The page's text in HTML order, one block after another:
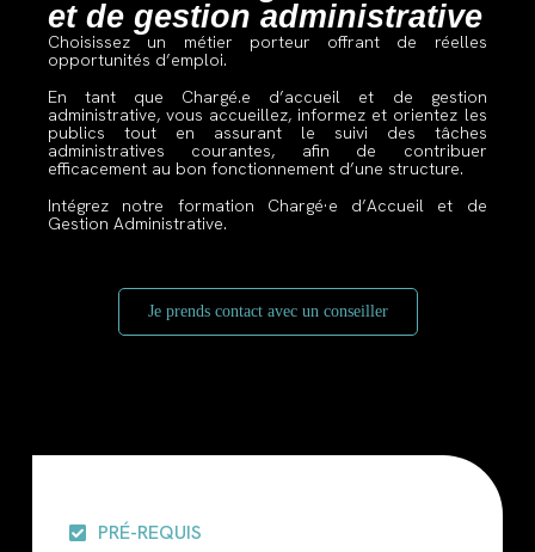
et de gestion administrative
Choisissez un métier porteur offrant de réelles
opportunités d’emploi.
En tant que Chargé.e d’accueil et de gestion
administrative, vous accueillez, informez et orientez les
publics tout en assurant le suivi des tâches
administratives courantes, afin de contribuer
efficacement au bon fonctionnement d’une structure.
Intégrez notre formation Chargé·e d’Accueil et de
Gestion Administrative.
Je prends contact avec un conseiller
PRÉ-REQUIS